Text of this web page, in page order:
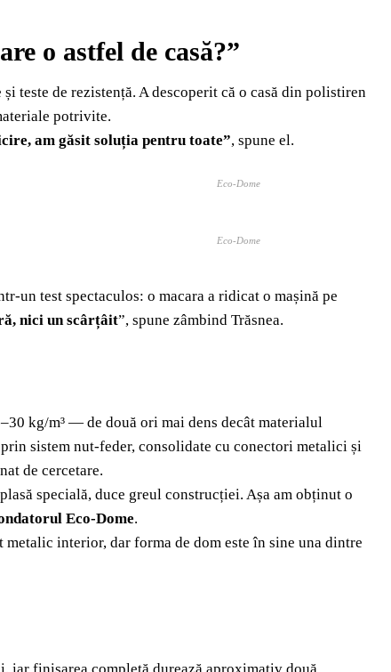
o astfel de casă?”
teste de rezistență. A descoperit că o casă din polistiren
potrivite.
am găsit soluția pentru toate”, spune el.
Eco-Dome
Eco-Dome
un test spectaculos: o macara a ridicat o mașină pe
nici un scârțâit”, spune zâmbind Trăsnea.
kg/m³ — de două ori mai dens decât materialul
sistem nut-feder, consolidate cu conectori metalici și
de cercetare.
specială, duce greul construcției. Așa am obținut o
Eco-Dome.
metalic interior, dar forma de dom este în sine una dintre